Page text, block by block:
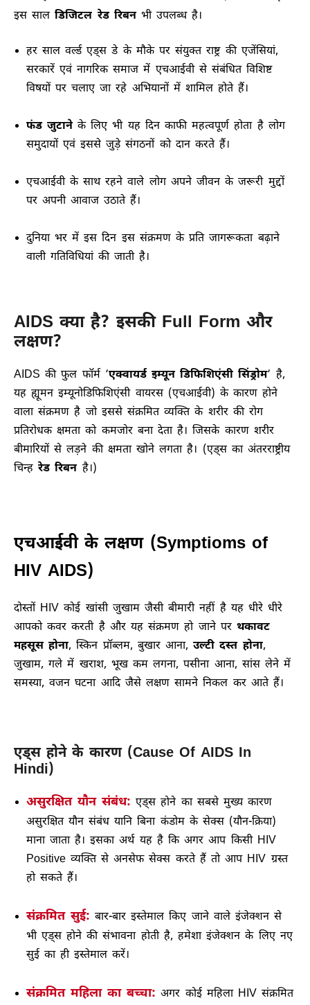
इस सालडिजिटल रेड रिबनभी उपलब्ध है।
हर साल वर्ल्ड एड्स डे के मौके पर संयुक्त राष्ट्र की एजेंसियां,
सरकारें एवं नागरिक समाज में एचआईवी से संबंधित विशिष्ट
विषयों पर चलाए जा रहे अभियानों में शामिल होते हैं।
फंड जुटानेके लिए भी यह दिन काफी महत्वपूर्ण होता है लोग
समुदायों एवं इससे जुड़े संगठनों को दान करते हैं।
एचआईवी के साथ रहने वाले लोग अपने जीवन के जरूरी मुद्दों
पर अपनी आवाज उठाते हैं।
दुनिया भर में इस दिन इस संक्रमण के प्रति जागरूकता बढ़ाने
वाली गतिविधियां की जाती है।
AIDS क्या है? इसकी Full Form और
लक्षण?
AIDS की फुल फॉर्म ‘एक्वायर्ड इम्यून डिफिशिएंसी सिंड्रोम‘ है,
यह ह्यूमन इम्यूनोडिफिशिएंसी वायरस (एचआईवी) के कारण होने
वाला संक्रमण है जो इससे संक्रमित व्यक्ति के शरीर की रोग
प्रतिरोधक क्षमता को कमजोर बना देता है। जिसके कारण शरीर
बीमारियों से लड़ने की क्षमता खोने लगता है। (एड्स का अंतरराष्ट्रीय
चिन्हरेड रिबनहै।)
एचआईवी के लक्षण (Symptioms of
HIV AIDS)
दोस्तों HIV कोई खांसी जुखाम जैसी बीमारी नहीं है यह धीरे धीरे
आपको कवर करती है और यह संक्रमण हो जाने पर थकावट
महसूस होना, स्किन प्रॉब्लम, बुखार आना,उल्टी दस्त होना,
जुखाम, गले में खराश, भूख कम लगना, पसीना आना, सांस लेने में
समस्या, वजन घटना आदि जैसे लक्षण सामने निकल कर आते हैं।
एड्स होने के कारण (Cause Of AIDS In
Hindi)
असुरक्षित यौन संबंध: एड्स होने का सबसे मुख्य कारण
असुरक्षित यौन संबंध यानि बिना कंडोम के सेक्स (यौन-क्रिया)
माना जाता है। इसका अर्थ यह है कि अगर आप किसी HIV
Positive व्यक्ति से अनसेफ सेक्स करते हैं तो आप HIV ग्रस्त
हो सकते हैं।
संक्रमित सुई: बार-बार इस्तेमाल किए जाने वाले इंजेक्शन से
भी एड्स होने की संभावना होती है, हमेशा इंजेक्शन के लिए नए
सुई का ही इस्तेमाल करें।
संक्रमित महिला का बच्चा: अगर कोई महिला HIV संक्रमित